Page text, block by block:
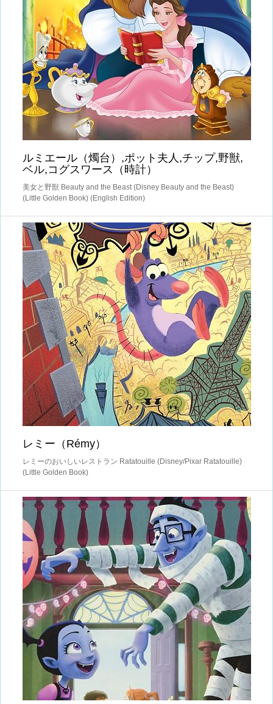
ルミエール（燭台）,ポット夫人,チップ,野獣,
ベル,コグスワース（時計）
美女と野獣 Beauty and the Beast (Disney Beauty and the Beast)
(Little Golden Book) (English Edition)
レミー（Rémy）
レミーのおいしいレストラン Ratatouille (Disney/Pixar Ratatouille)
(Little Golden Book)